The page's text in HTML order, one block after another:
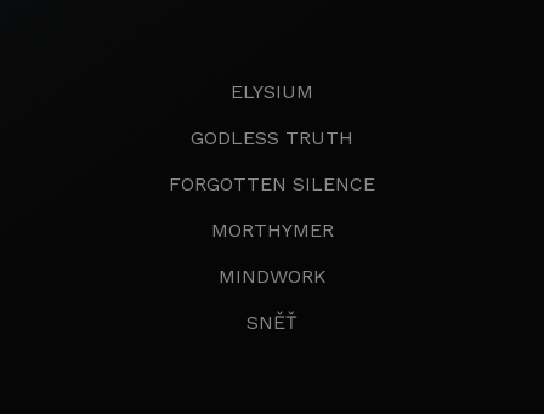
ELYSIUM
GODLESS TRUTH
FORGOTTEN SILENCE
MORTHYMER
MINDWORK
SNĚŤ